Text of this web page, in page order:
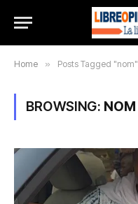
Home » Posts Tagged "nom"
BROWSING: NOM